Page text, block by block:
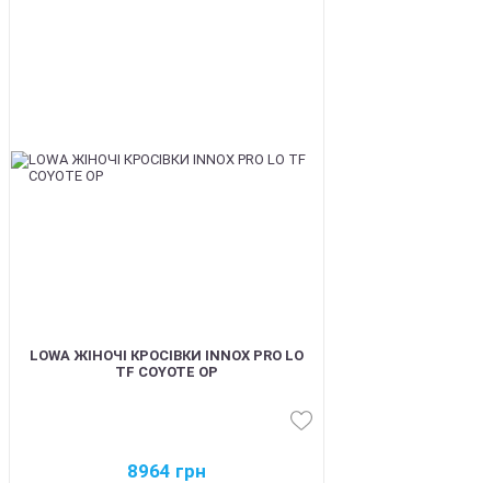
LOWA ЖІНОЧІ КРОСІВКИ INNOX PRO LO
TF COYOTE OP
8964 грн